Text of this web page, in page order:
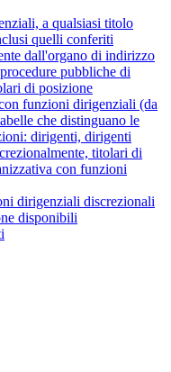
a qualsiasi titolo
quelli conferiti
dall'organo di indirizzo
pubbliche di
di posizione
funzioni dirigenziali (da
che distinguano le
dirigenti, dirigenti
titolari di
con funzioni
dirigenziali discrezionali
disponibili